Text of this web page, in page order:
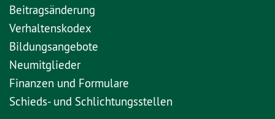
Beitragsänderung
Verhaltenskodex
Bildungsangebote
Neumitglieder
Finanzen und Formulare
Schieds- und Schlichtungsstellen